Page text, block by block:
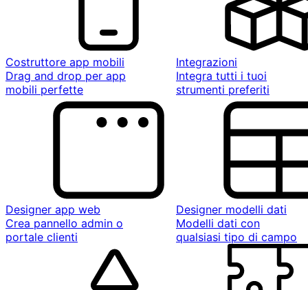
Costruttore app mobili
Drag and drop per app
mobili perfette
Integrazioni
Integra tutti i tuoi
strumenti preferiti
Designer app web
Crea pannello admin o
portale clienti
Designer modelli dati
Modelli dati con
qualsiasi tipo di campo